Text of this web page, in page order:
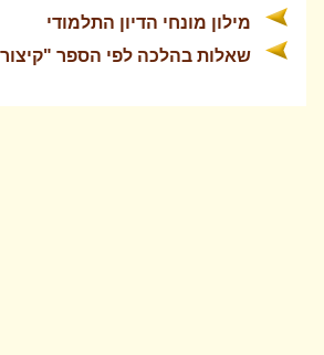
מילון מונחי הדיון התלמודי
שאלות בהלכה לפי הספר "קיצור